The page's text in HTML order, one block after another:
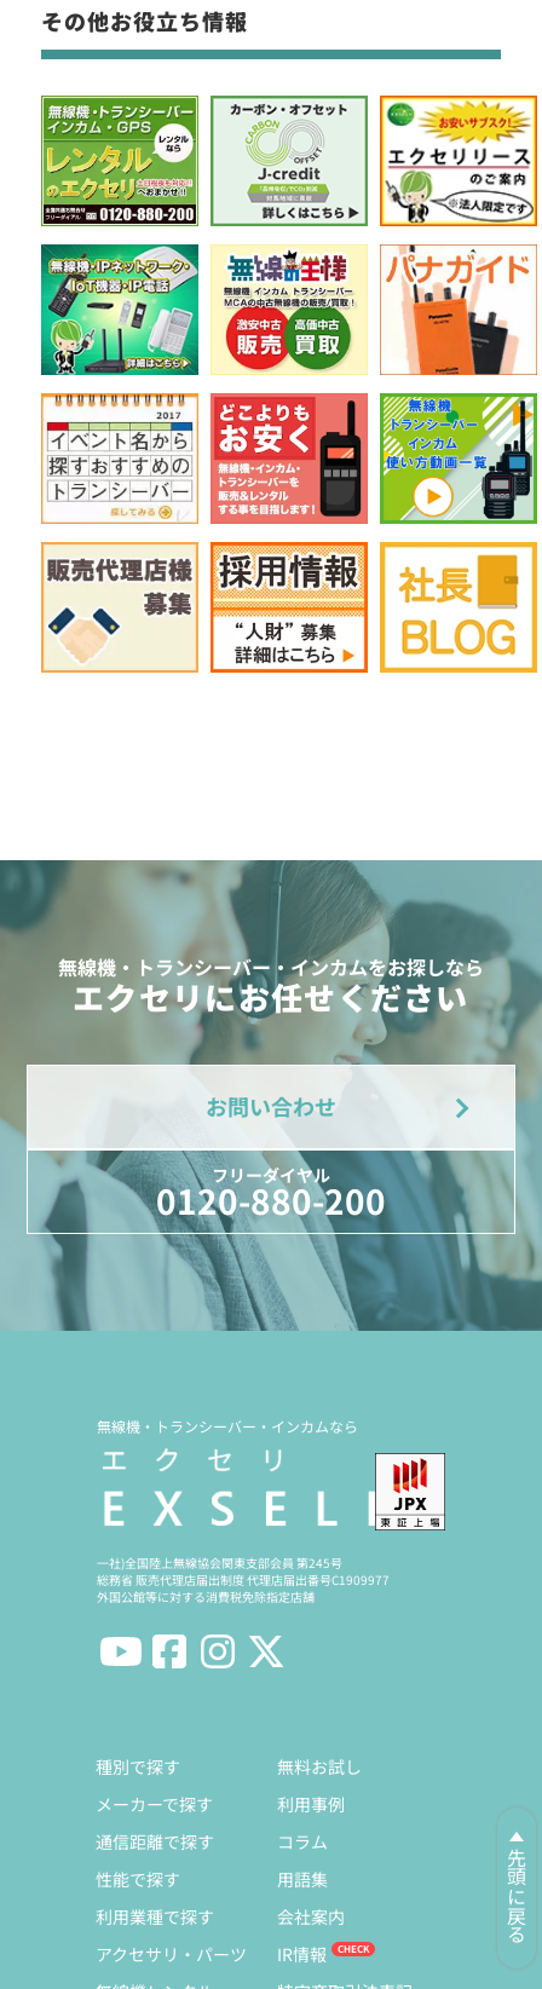
その他お役立ち情報
無線機・トランシーバー・インカムをお探しなら
エクセリにお任せください
お問い合わせ
フリーダイヤル
0120-880-200
先頭に戻る
無線機・トランシーバー・インカムなら
一社)全国陸上無線協会関東支部会員 第245号
総務省 販売代理店届出制度 代理店届出番号C1909977
外国公館等に対する消費税免除指定店舗
種別で探す
メーカーで探す
通信距離で探す
性能で探す
利用業種で探す
アクセサリ・パーツ
無料お試し
利用事例
コラム
用語集
会社案内
IR情報